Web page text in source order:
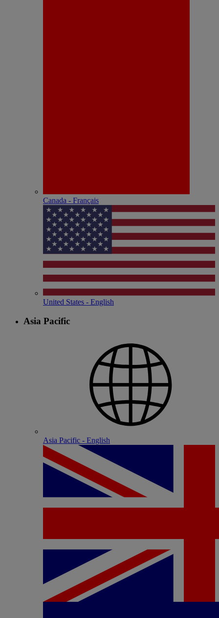
Canada - Français
United States - English
Asia Pacific
Asia Pacific - English